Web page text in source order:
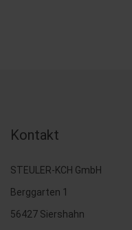
Kontakt
STEULER-KCH GmbH
Berggarten 1
56427 Siershahn